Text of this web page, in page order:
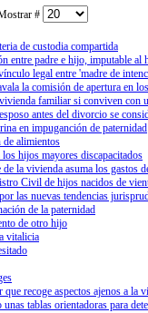
#
de custodia compartida
entre padre e hijo, imputable al
legal entre 'madre de
la comisión de apertura en
familiar si conviven con
antes del divorcio se
en impuganción de paternidad
de alimientos
hijos mayores discapacitados
la vivienda asuma los gastos
Civil de hijos nacidos de
las nuevas tendencias
de la paternidad
de otro hijo
vitalicia
recoge aspectos ajenos a la
tablas orientadoras para